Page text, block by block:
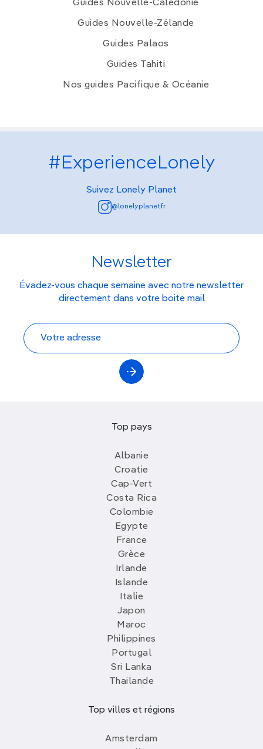
Guides Nouvelle-Calédonie
Guides Nouvelle-Zélande
Guides Palaos
Guides Tahiti
Nos guides Pacifique & Océanie
#ExperienceLonely
Suivez Lonely Planet
@lonelyplanetfr
Newsletter
Évadez-vous chaque semaine avec notre newsletter
directement dans votre boite mail
Top pays
Albanie
Croatie
Cap-Vert
Costa Rica
Colombie
Egypte
France
Grèce
Irlande
Islande
Italie
Japon
Maroc
Philippines
Portugal
Sri Lanka
Thailande
Top villes et régions
Amsterdam